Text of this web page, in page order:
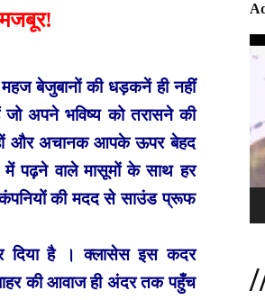
बेजुबानों की धड़कनें ही नहीं
अपने भविष्य को तरासने की
हों और अचानक आपके ऊपर बेहद
में पढ़ने वाले मासूमों के साथ हर
कंपनियों की मदद से साउंड प्रूफ
दिया है । क्लासेस इस कदर
की आवाज ही अंदर तक पहुँच